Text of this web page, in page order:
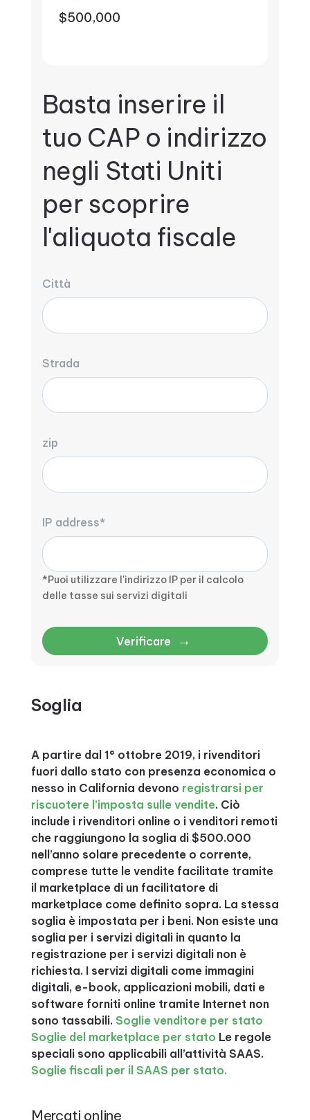
$500,000
Basta inserire il
tuo CAP o indirizzo
negli Stati Uniti
per scoprire
l'aliquota fiscale
Città
Strada
zip
IP address*
*Puoi utilizzare l'indirizzo IP per il calcolo
delle tasse sui servizi digitali
Verificare →
Soglia
A partire dal 1° ottobre 2019, i rivenditori
fuori dallo stato con presenza economica o
nesso in California devono registrarsi per
riscuotere l’imposta sulle vendite. Ciò
include i rivenditori online o i venditori remoti
che raggiungono la soglia di $500.000
nell’anno solare precedente o corrente,
comprese tutte le vendite facilitate tramite
il marketplace di un facilitatore di
marketplace come definito sopra. La stessa
soglia è impostata per i beni. Non esiste una
soglia per i servizi digitali in quanto la
registrazione per i servizi digitali non è
richiesta. I servizi digitali come immagini
digitali, e-book, applicazioni mobili, dati e
software forniti online tramite Internet non
sono tassabili. Soglie venditore per stato
Soglie del marketplace per stato Le regole
speciali sono applicabili all’attività SAAS.
Soglie fiscali per il SAAS per stato.
Mercati online